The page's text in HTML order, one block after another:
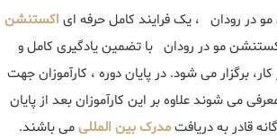
در رودان ، یک فرایند کامل حرفه ای اکستنشن
مو در رودان با تضمین یادگیری کامل و
برگزار می شود. در پایان دوره ، کارآموزان جهت
می شوند علاوه بر این کارآموزان بعد از پایان
قادر به دریافتمدرک بین المللیمی باشند.